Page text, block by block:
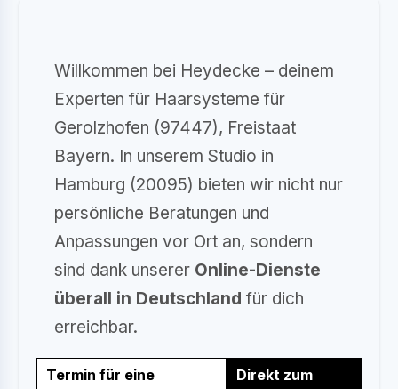
Willkommen bei Heydecke – deinem
Experten für Haarsysteme für
Gerolzhofen (97447), Freistaat
Bayern. In unserem Studio in
Hamburg (20095) bieten wir nicht nur
persönliche Beratungen und
Anpassungen vor Ort an, sondern
sind dank unserer Online-Dienste
überall in Deutschland für dich
erreichbar.
Termin für eine
Direkt zum